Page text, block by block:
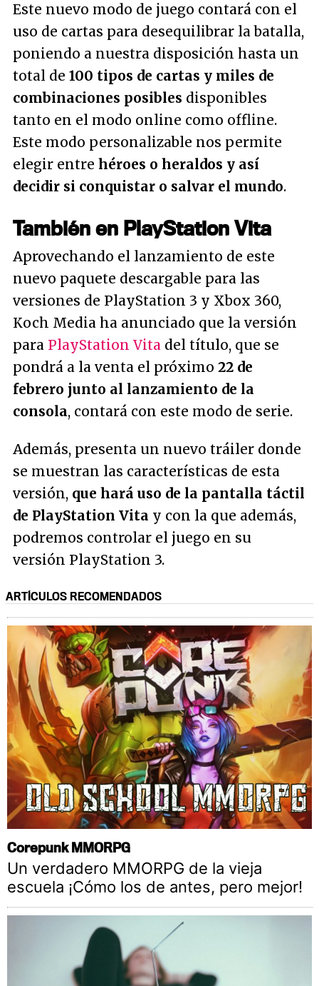
Este nuevo modo de juego contará con el
uso de cartas para desequilibrar la batalla,
poniendo a nuestra disposición hasta un
total de 100 tipos de cartas y miles de
combinaciones posibles disponibles
tanto en el modo online como offline.
Este modo personalizable nos permite
elegir entre héroes o heraldos y así
decidir si conquistar o salvar el mundo.
También en PlayStation Vita
Aprovechando el lanzamiento de este
nuevo paquete descargable para las
versiones de PlayStation 3 y Xbox 360,
Koch Media ha anunciado que la versión
para PlayStation Vita del título, que se
pondrá a la venta el próximo 22 de
febrero junto al lanzamiento de la
consola, contará con este modo de serie.
Además, presenta un nuevo tráiler donde
se muestran las características de esta
versión, que hará uso de la pantalla táctil
de PlayStation Vita y con la que además,
podremos controlar el juego en su
versión PlayStation 3.
ARTÍCULOS RECOMENDADOS
Corepunk MMORPG
Un verdadero MMORPG de la vieja
escuela ¡Cómo los de antes, pero mejor!